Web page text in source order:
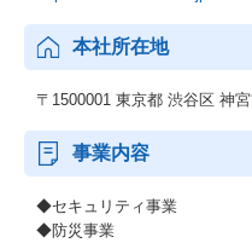
本社所在地
〒1500001 東京都 渋谷区 神
事業内容
◆セキュリティ事業
◆防災事業